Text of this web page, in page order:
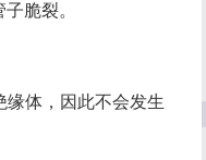
脆裂。
缘体，因此不会发生